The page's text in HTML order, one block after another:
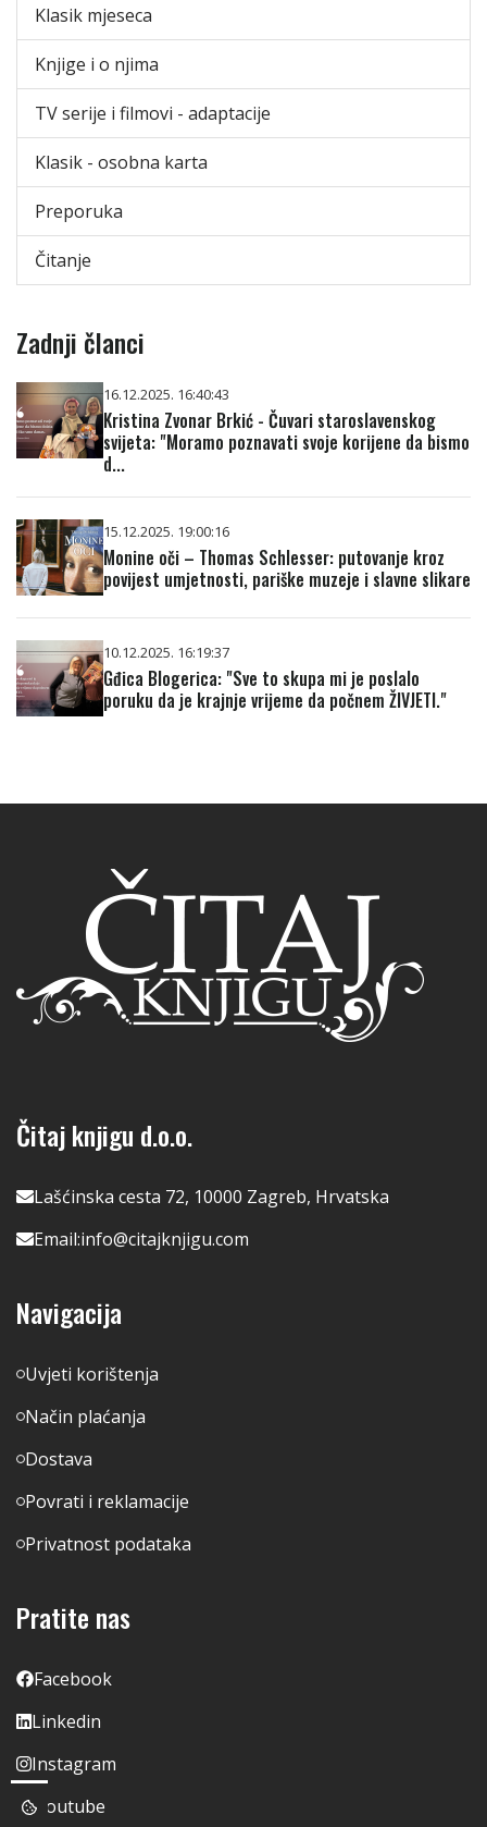
Klasik mjeseca
Knjige i o njima
TV serije i filmovi - adaptacije
Klasik - osobna karta
Preporuka
Čitanje
Zadnji članci
16.12.2025. 16:40:43
Kristina Zvonar Brkić - Čuvari staroslavenskog
svijeta: "Moramo poznavati svoje korijene da bismo
d...
15.12.2025. 19:00:16
Monine oči – Thomas Schlesser: putovanje kroz
povijest umjetnosti, pariške muzeje i slavne slikare
10.12.2025. 16:19:37
Gđica Blogerica: "Sve to skupa mi je poslalo
poruku da je krajnje vrijeme da počnem ŽIVJETI."
Čitaj knjigu d.o.o.
Lašćinska cesta 72, 10000 Zagreb, Hrvatska
Email:info@citajknjigu.com
Navigacija
Uvjeti korištenja
Način plaćanja
Dostava
Povrati i reklamacije
Privatnost podataka
Pratite nas
Facebook
Linkedin
Instagram
Youtube